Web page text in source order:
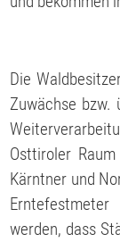
Die
Zuwächse bzw.
Osttiroler
Kärntner und
werden, dass